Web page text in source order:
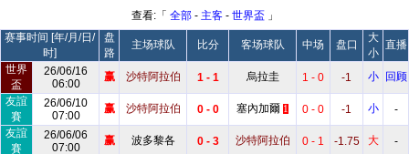
查看:「 全部- 主客- 世界盃 」
赛事时间 [年/月/日/
时]
盘
路
主场球队 比分 客场球队 中场 盘口
大
小
直播
世界
盃
26/06/16
06:00
赢 沙特阿拉伯 1 - 1 烏拉圭 1 - 0 -1 小
回顾
友誼
賽
26/06/10
07:00
赢 沙特阿拉伯 0 - 0 塞內加爾 1 0 - 0 -1 小
-
友誼
賽
26/06/06
07:00
赢 波多黎各 0 - 3 沙特阿拉伯 0 - 1 -1.75 大
-